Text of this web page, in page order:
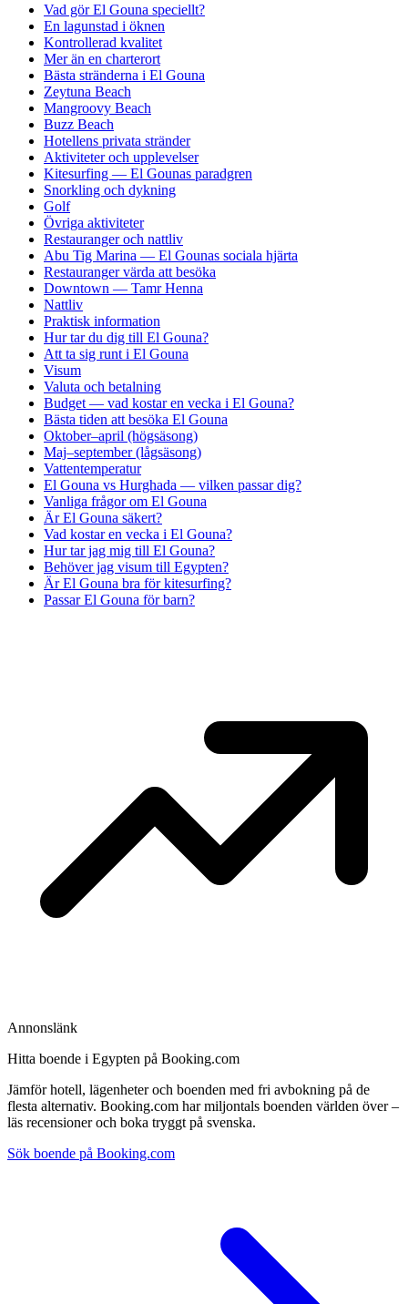
Vad gör El Gouna speciellt?
En lagunstad i öknen
Kontrollerad kvalitet
Mer än en charterort
Bästa stränderna i El Gouna
Zeytuna Beach
Mangroovy Beach
Buzz Beach
Hotellens privata stränder
Aktiviteter och upplevelser
Kitesurfing — El Gounas paradgren
Snorkling och dykning
Golf
Övriga aktiviteter
Restauranger och nattliv
Abu Tig Marina — El Gounas sociala hjärta
Restauranger värda att besöka
Downtown — Tamr Henna
Nattliv
Praktisk information
Hur tar du dig till El Gouna?
Att ta sig runt i El Gouna
Visum
Valuta och betalning
Budget — vad kostar en vecka i El Gouna?
Bästa tiden att besöka El Gouna
Oktober–april (högsäsong)
Maj–september (lågsäsong)
Vattentemperatur
El Gouna vs Hurghada — vilken passar dig?
Vanliga frågor om El Gouna
Är El Gouna säkert?
Vad kostar en vecka i El Gouna?
Hur tar jag mig till El Gouna?
Behöver jag visum till Egypten?
Är El Gouna bra för kitesurfing?
Passar El Gouna för barn?
Annonslänk
Hitta boende i Egypten på Booking.com
Jämför hotell, lägenheter och boenden med fri avbokning på de
flesta alternativ. Booking.com har miljontals boenden världen över –
läs recensioner och boka tryggt på svenska.
Sök boende på Booking.com